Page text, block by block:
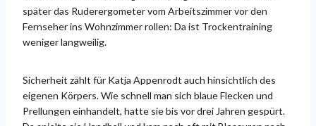
später das Ruderergometer vom Arbeitszimmer vor den
Fernseher ins Wohnzimmer rollen: Da ist Trockentraining
weniger langweilig.
Sicherheit zählt für Katja Appenrodt auch hinsichtlich des
eigenen Körpers. Wie schnell man sich blaue Flecken und
Prellungen einhandelt, hatte sie bis vor drei Jahren gespürt.